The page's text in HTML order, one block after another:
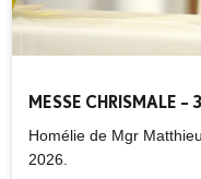
Homélie de Mgr
2026.